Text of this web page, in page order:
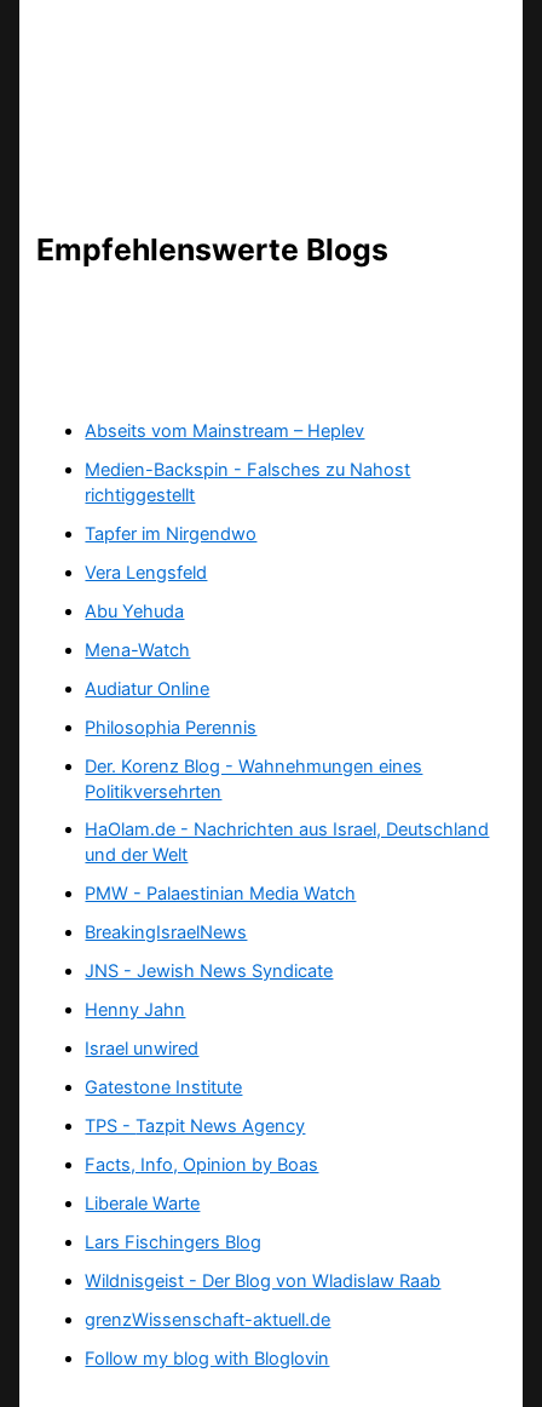
Empfehlenswerte Blogs
Abseits vom Mainstream – Heplev
Medien-Backspin - Falsches zu Nahost
richtiggestellt
Tapfer im Nirgendwo
Vera Lengsfeld
Abu Yehuda
Mena-Watch
Audiatur Online
Philosophia Perennis
Der. Korenz Blog - Wahnehmungen eines
Politikversehrten
HaOlam.de - Nachrichten aus Israel, Deutschland
und der Welt
PMW - Palaestinian Media Watch
BreakingIsraelNews
JNS - Jewish News Syndicate
Henny Jahn
Israel unwired
Gatestone Institute
TPS -Tazpit News Agency
Facts, Info, Opinion by Boas
Liberale Warte
Lars Fischingers Blog
Wildnisgeist - Der Blog von Wladislaw Raab
grenzWissenschaft-aktuell.de
Follow my blog with Bloglovin